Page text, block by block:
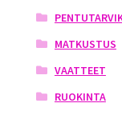
MATKUSTUS
VAATTEET
RUOKINTA